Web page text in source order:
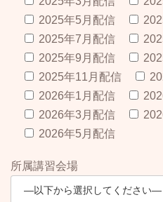
2025年5月配信
2025年7月配信
2025年9月配信
2025年11月配信
2026年1月配信
2026年3月配信
2026年5月配信
所属講習会場